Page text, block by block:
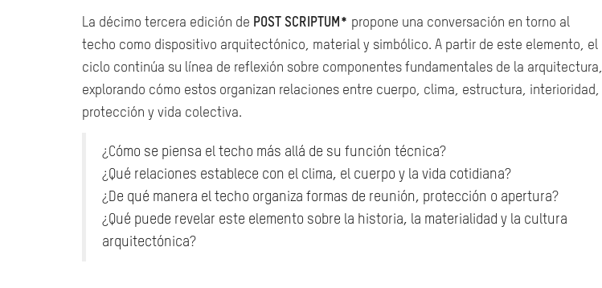
La décimo tercera edición de POST SCRIPTUM* propone una conversación en torno al
techo como dispositivo arquitectónico, material y simbólico. A partir de este elemento, el
ciclo continúa su línea de reflexión sobre componentes fundamentales de la arquitectura,
explorando cómo estos organizan relaciones entre cuerpo, clima, estructura, interioridad,
protección y vida colectiva.
¿Cómo se piensa el techo más allá de su función técnica?
¿Qué relaciones establece con el clima, el cuerpo y la vida cotidiana?
¿De qué manera el techo organiza formas de reunión, protección o apertura?
¿Qué puede revelar este elemento sobre la historia, la materialidad y la cultura
arquitectónica?